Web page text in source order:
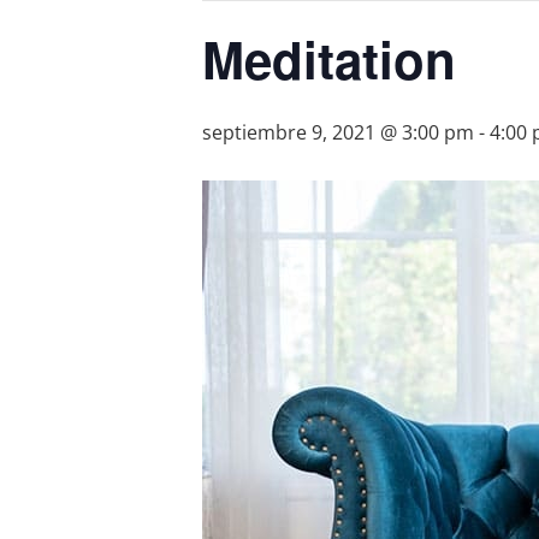
Meditation
septiembre 9, 2021 @ 3:00 pm -4:00